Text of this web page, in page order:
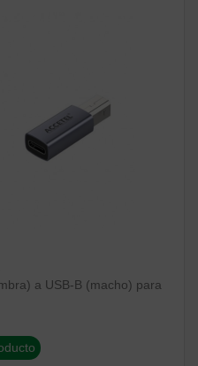
a USB-B (macho) para